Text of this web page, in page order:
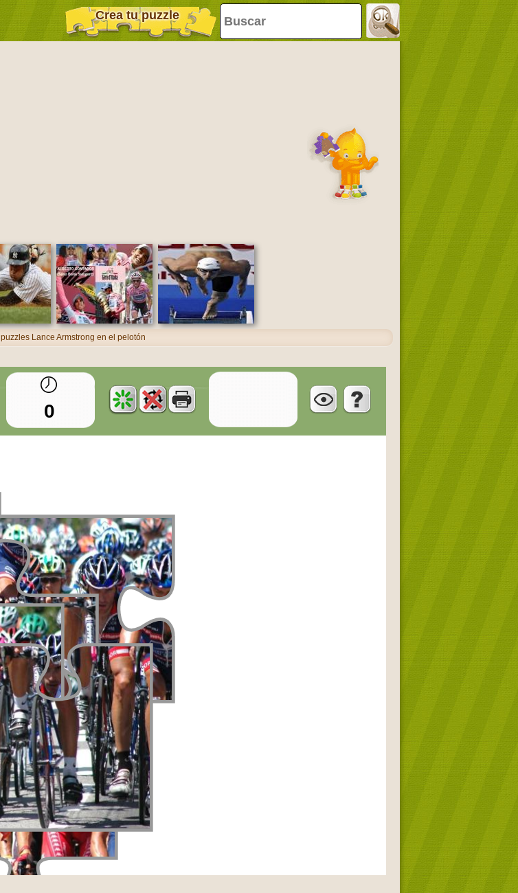
Crea tu puzzle
puzzles Lance Armstrong en el pelotón
0